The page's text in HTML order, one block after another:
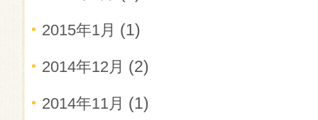
2015年1月 (1)
2014年12月 (2)
2014年11月 (1)